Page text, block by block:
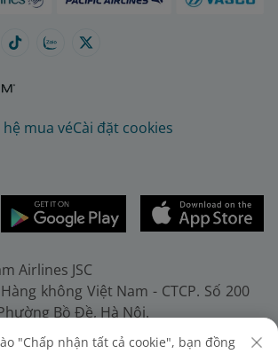
hệ mua véCài đặt cookies
Airlines JSC
không Việt Nam - CTCP. Số 200
Bồ Đề, Hà Nội.
24) 38272289. Fax: (+84-24)
"Chấp nhận tất cả cookie", bạn đồng